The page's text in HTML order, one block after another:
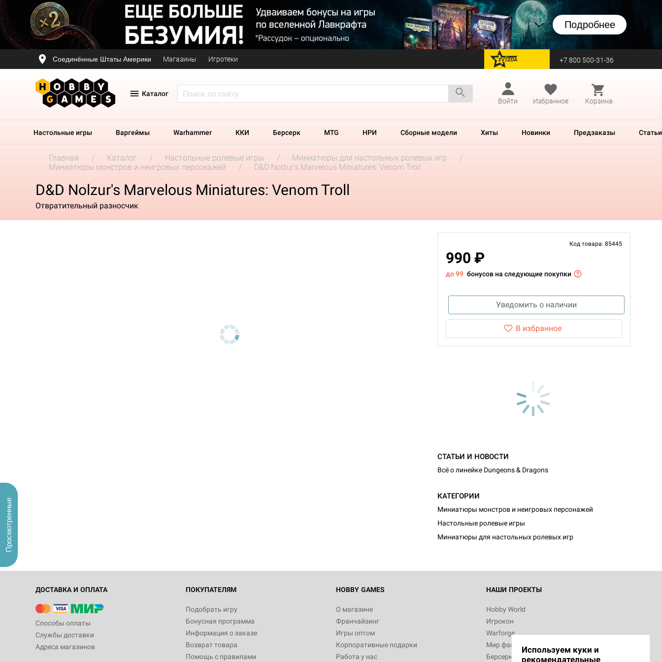
Подробнее
Соединённые Штаты Америки Магазины Игротеки перейти на Zvezda +7 800 500-31-36
Каталог
Войти
Избранное Корзина
Настольные игры Варгеймы Warhammer ККИ Берсерк MTG НРИ Сборные модели Хиты Новинки Предзаказы Статьи
Главная Каталог Настольные ролевые игры
Миниатюры для настольных ролевых игр
Миниатюры монстров и неигровых персонажей
D&D Nolzur's Marvelous Miniatures: Venom Troll
D&D Nolzur's Marvelous Miniatures: Venom Troll
Отвратительный разносчик
Код товара: 85445
990 ₽
до 99 бонусов на следующие покупки
Уведомить о наличии
В избранное
СТАТЬИ И НОВОСТИ
Всё о линейке Dungeons & Dragons
КАТЕГОРИИ
Миниатюры монстров и неигровых персонажей
Настольные ролевые игры
Миниатюры для настольных ролевых игр
ДОСТАВКА И ОПЛАТА
Способы оплаты
Службы доставки
Адреса магазинов
ПОКУПАТЕЛЯМ
Подобрать игру
Бонусная программа
Информация о заказе
Возврат товара
Помощь с правилами
HOBBY GAMES
О магазине
Франчайзинг
Игры оптом
Корпоративные подарки
Работа у нас
НАШИ ПРОЕКТЫ
Hobby World
Игрокон
Warforge
Мир фантастики
Берсерк
Используем куки и
рекомендательные
Просмотренные
Настольная игра Hobby World Монстры
Белая смерть
12 990
Настольная игра Hobby World Берсерк.
3 490